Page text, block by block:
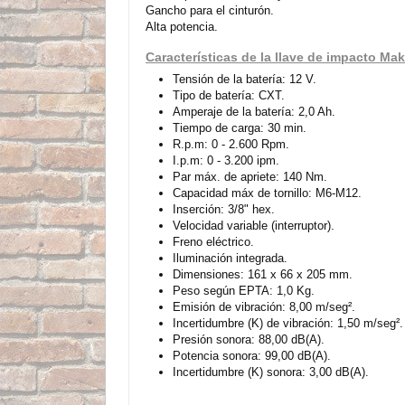
Gancho para el cinturón.
Alta potencia.
Características de la llave de impacto
Tensión de la batería: 12 V.
Tipo de batería: CXT.
Amperaje de la batería: 2,0 Ah.
Tiempo de carga: 30 min.
R.p.m: 0 - 2.600 Rpm.
I.p.m: 0 - 3.200 ipm.
Par máx. de apriete: 140 Nm.
Capacidad máx de tornillo: M6-M12.
Inserción: 3/8" hex.
Velocidad variable (interruptor).
Freno eléctrico.
Iluminación integrada.
Dimensiones: 161 x 66 x 205 mm.
Peso según EPTA: 1,0 Kg.
Emisión de vibración: 8,00 m/seg².
Incertidumbre (K) de vibración: 1,50 m/seg².
Presión sonora: 88,00 dB(A).
Potencia sonora: 99,00 dB(A).
Incertidumbre (K) sonora: 3,00 dB(A).